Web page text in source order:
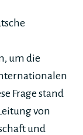
um die
Frage stand
von
und